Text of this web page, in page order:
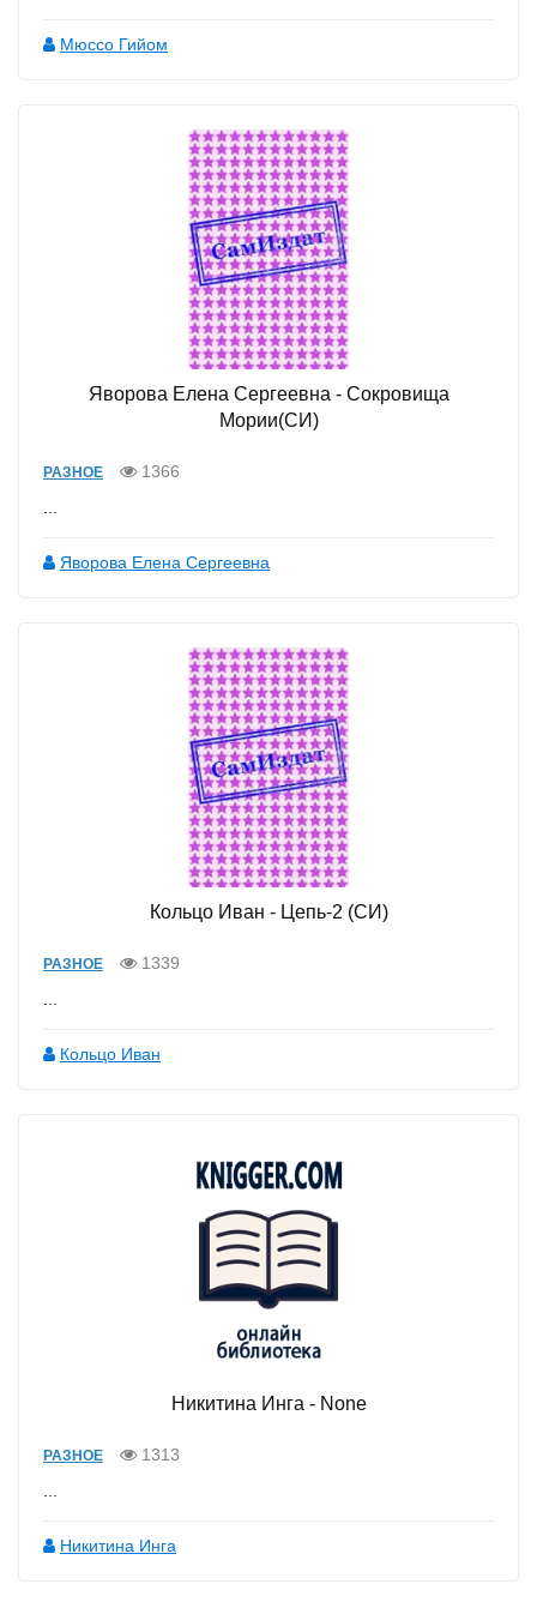
Мюссо Гийом
Яворова Елена Сергеевна - Сокровища
Мории(СИ)
РАЗНОЕ
1366
Яворова Елена Сергеевна
Кольцо Иван - Цепь-2 (СИ)
РАЗНОЕ
1339
Кольцо Иван
Никитина Инга - None
РАЗНОЕ
1313
Никитина Инга